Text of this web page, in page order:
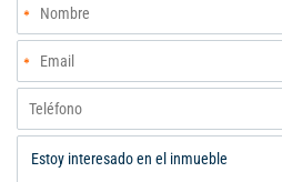
condominio ofrece amenidades
deportivas, vigilancia y portería las
garantizando un estilo de vida
interno: V4791